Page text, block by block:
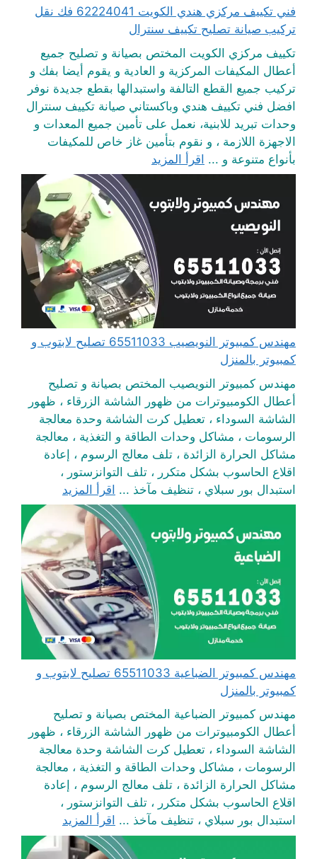
فني تكييف مركزي هندي الكويت 62224041 فك نقل
تركيب صيانة تصليح تكييف سنترال
تكييف مركزي الكويت المختص بصيانة و تصليح جميع
أعطال المكيفات المركزية و العادية و يقوم أيضا بفك و
تركيب جميع القطع التالفة واستبدالها بقطع جديدة نوفر
افضل فني تكييف هندي وباكستاني صيانة تكييف سنترال
وحدات تبريد للابنية، نعمل على تأمين جميع المعدات و
الاجهزة اللازمة ، و نقوم بتأمين غاز خاص للمكيفات
بأنواع متنوعة و ... اقرأ المزيد
مهندس كمبيوتر النويصيب 65511033 تصليح لابتوب و
كمبيوتر بالمنزل
مهندس كمبيوتر النويصيب المختص بصيانة و تصليح
أعطال الكومبيوترات من ظهور الشاشة الزرقاء ، ظهور
الشاشة السوداء ، تعطيل كرت الشاشة وحدة معالجة
الرسومات ، مشاكل وحدات الطاقة و التغذية ، معالجة
مشاكل الحرارة الزائدة ، تلف معالج الرسوم ، إعادة
اقلاع الحاسوب بشكل متكرر ، تلف التوانزستور ،
استبدال بور سبلاي ، تنظيف مآخذ ... اقرأ المزيد
مهندس كمبيوتر الضباعية 65511033 تصليح لابتوب و
كمبيوتر بالمنزل
مهندس كمبيوتر الضباعية المختص بصيانة و تصليح
أعطال الكومبيوترات من ظهور الشاشة الزرقاء ، ظهور
الشاشة السوداء ، تعطيل كرت الشاشة وحدة معالجة
الرسومات ، مشاكل وحدات الطاقة و التغذية ، معالجة
مشاكل الحرارة الزائدة ، تلف معالج الرسوم ، إعادة
اقلاع الحاسوب بشكل متكرر ، تلف التوانزستور ،
استبدال بور سبلاي ، تنظيف مآخذ ... اقرأ المزيد